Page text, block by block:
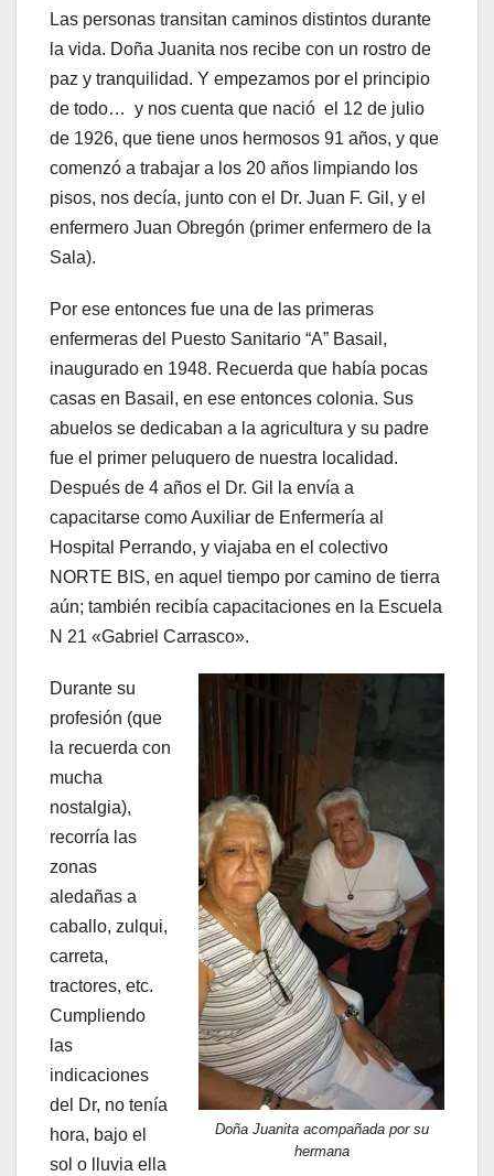
Las personas transitan caminos distintos durante
la vida. Doña Juanita nos recibe con un rostro de
paz y tranquilidad. Y empezamos por el principio
de todo… y nos cuenta que nació el 12 de julio
de 1926, que tiene unos hermosos 91 años, y que
comenzó a trabajar a los 20 años limpiando los
pisos, nos decía, junto con el Dr. Juan F. Gil, y el
enfermero Juan Obregón (primer enfermero de la
Sala).
Por ese entonces fue una de las primeras
enfermeras del Puesto Sanitario “A” Basail,
inaugurado en 1948. Recuerda que había pocas
casas en Basail, en ese entonces colonia. Sus
abuelos se dedicaban a la agricultura y su padre
fue el primer peluquero de nuestra localidad.
Después de 4 años el Dr. Gil la envía a
capacitarse como Auxiliar de Enfermería al
Hospital Perrando, y viajaba en el colectivo
NORTE BIS, en aquel tiempo por camino de tierra
aún; también recibía capacitaciones en la Escuela
N 21 «Gabriel Carrasco».
Doña Juanita acompañada por su
hermana
Durante su
profesión (que
la recuerda con
mucha
nostalgia),
recorría las
zonas
aledañas a
caballo, zulqui,
carreta,
tractores, etc.
Cumpliendo
las
indicaciones
del Dr, no tenía
hora, bajo el
sol o lluvia ella